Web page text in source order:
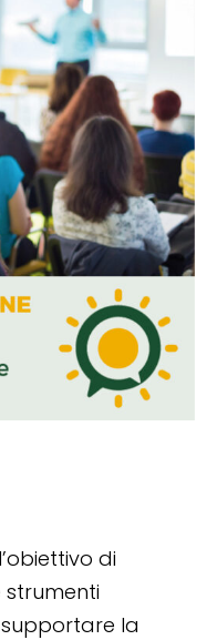
di
la